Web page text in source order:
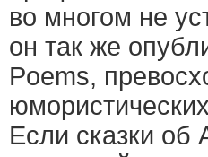
во многом не
он так же
Poems,
Если сказки об